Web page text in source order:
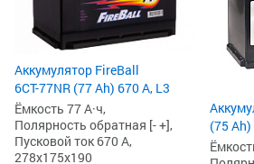
Аккумулятор FireBall
6СТ-77NR (77 Ah) 670 А, L3
Ёмкость 77 А·ч,
Полярность обратная [- +],
Пусковой ток 670 А,
278x175x190
(75